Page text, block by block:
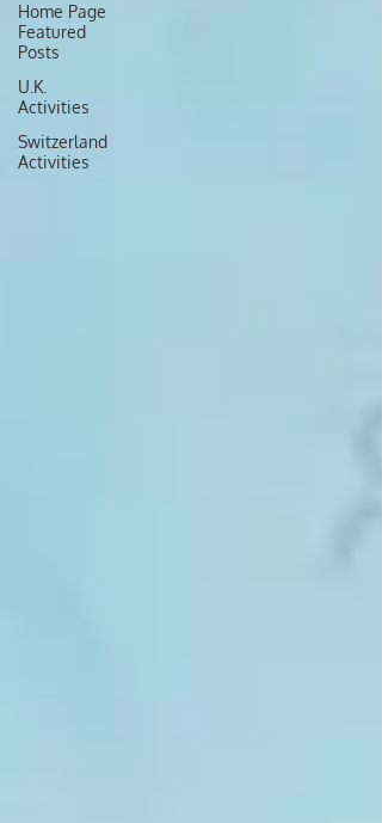
Home Page
Featured
Posts
U.K.
Activities
Switzerland
Activities